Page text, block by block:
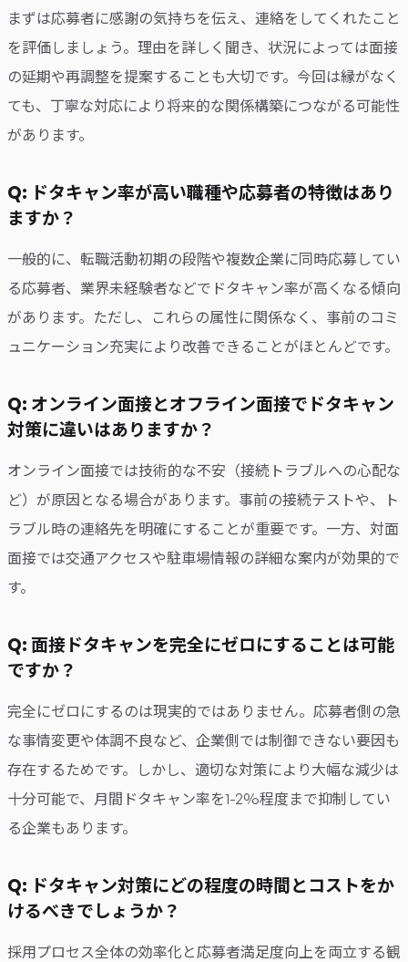
まずは応募者に感謝の気持ちを伝え、連絡をしてくれたこと
を評価しましょう。理由を詳しく聞き、状況によっては面接
の延期や再調整を提案することも大切です。今回は縁がなく
ても、丁寧な対応により将来的な関係構築につながる可能性
があります。
Q: ドタキャン率が高い職種や応募者の特徴はあり
ますか？
一般的に、転職活動初期の段階や複数企業に同時応募してい
る応募者、業界未経験者などでドタキャン率が高くなる傾向
があります。ただし、これらの属性に関係なく、事前のコミ
ュニケーション充実により改善できることがほとんどです。
Q: オンライン面接とオフライン面接でドタキャン
対策に違いはありますか？
オンライン面接では技術的な不安（接続トラブルへの心配な
ど）が原因となる場合があります。事前の接続テストや、ト
ラブル時の連絡先を明確にすることが重要です。一方、対面
面接では交通アクセスや駐車場情報の詳細な案内が効果的で
す。
Q: 面接ドタキャンを完全にゼロにすることは可能
ですか？
完全にゼロにするのは現実的ではありません。応募者側の急
な事情変更や体調不良など、企業側では制御できない要因も
存在するためです。しかし、適切な対策により大幅な減少は
十分可能で、月間ドタキャン率を1-2%程度まで抑制してい
る企業もあります。
Q: ドタキャン対策にどの程度の時間とコストをか
けるべきでしょうか？
採用プロセス全体の効率化と応募者満足度向上を両立する観